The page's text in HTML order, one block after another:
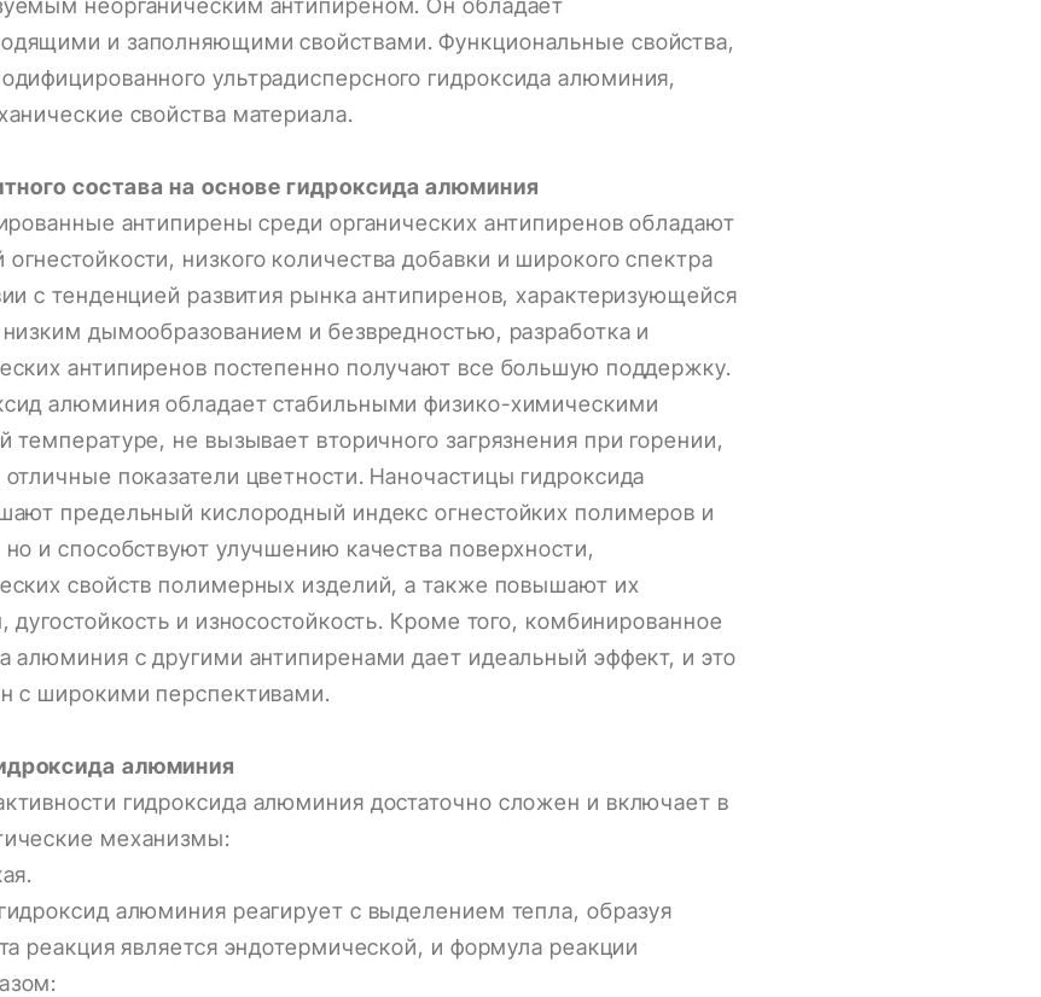
неорганическим антипиреном. Он обладает
и заполняющими свойствами. Функциональные свойства,
ультрадисперсного гидроксида алюминия,
свойства материала.
состава на основе гидроксида алюминия
антипирены среди органических антипиренов обладают
низкого количества добавки и широкого спектра
с тенденцией развития рынка антипиренов, характеризующейся
дымообразованием и безвредностью, разработка и
антипиренов постепенно получают все большую поддержку.
алюминия обладает стабильными физико-химическими
температуре, не вызывает вторичного загрязнения при горении,
показатели цветности. Наночастицы гидроксида
предельный кислородный индекс огнестойких полимеров и
и способствуют улучшению качества поверхности,
свойств полимерных изделий, а также повышают их
дугостойкость и износостойкость. Кроме того, комбинированное
алюминия с другими антипиренами дает идеальный эффект, и это
с широкими перспективами.
алюминия
гидроксида алюминия достаточно сложен и включает в
механизмы:
алюминия реагирует с выделением тепла, образуя
реакция является эндотермической, и формула реакции